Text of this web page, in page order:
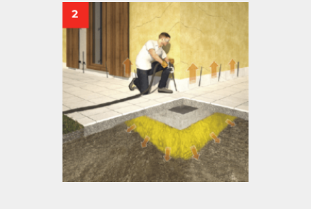
2
Injeção da resina expansiva com preenchimento das
cavidades e compactação do solo